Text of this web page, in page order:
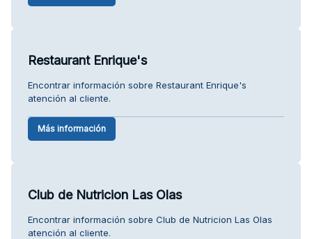
Restaurant Enrique's
Encontrar información sobre Restaurant Enrique's
atención al cliente.
Más información
Club de Nutricion Las Olas
Encontrar información sobre Club de Nutricion Las Olas
atención al cliente.